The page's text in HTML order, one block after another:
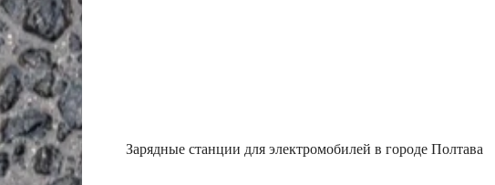
Зарядные станции для электромобилей в городе Полтава